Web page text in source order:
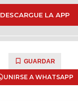
DESCARGUE LA APP
GUARDAR
UNIRSE A WHATSAPP